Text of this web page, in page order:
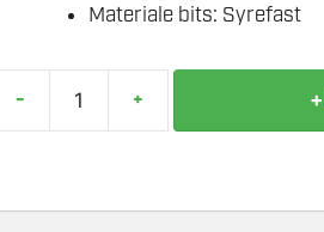
Materiale bits: Syrefast
-
KARABINKROK
+